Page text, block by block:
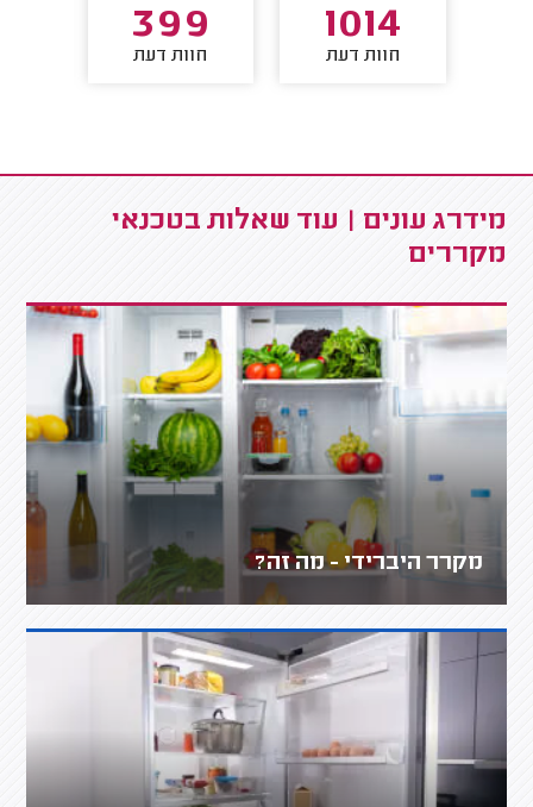
1014
חוות דעת
399
חוות דעת
מידרג עונים | עוד שאלות בטכנאי
מקררים
מקרר היברידי - מה זה?